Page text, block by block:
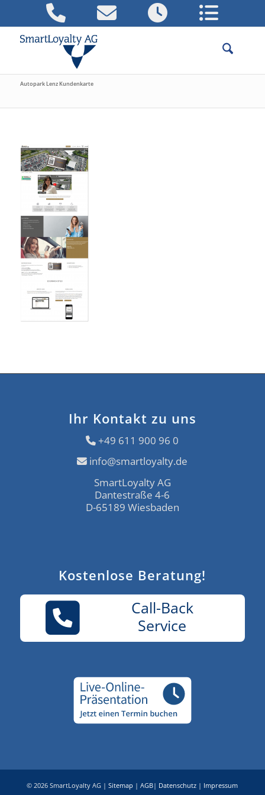
Autopark Lenz Kundenkarte
Ihr Kontakt zu uns
+49 611 900 96 0
info@smartloyalty.de
SmartLoyalty AG
Dantestraße 4-6
D-65189 Wiesbaden
Kostenlose Beratung!
Call-Back
Service
© 2026 SmartLoyalty AG |Sitemap |AGB| Datenschutz | Impressum